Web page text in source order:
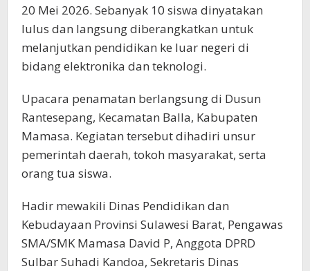
20 Mei 2026. Sebanyak 10 siswa dinyatakan
lulus dan langsung diberangkatkan untuk
melanjutkan pendidikan ke luar negeri di
bidang elektronika dan teknologi.
Upacara penamatan berlangsung di Dusun
Rantesepang, Kecamatan Balla, Kabupaten
Mamasa. Kegiatan tersebut dihadiri unsur
pemerintah daerah, tokoh masyarakat, serta
orang tua siswa.
Hadir mewakili Dinas Pendidikan dan
Kebudayaan Provinsi Sulawesi Barat, Pengawas
SMA/SMK Mamasa David P, Anggota DPRD
Sulbar Suhadi Kandoa, Sekretaris Dinas